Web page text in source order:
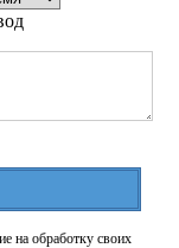
на обработку своих